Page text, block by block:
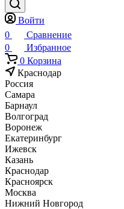
Войти
0
Сравнение
0
Избранное
0 Корзина
Краснодар
Россия
Самара
Барнаул
Волгоград
Воронеж
Екатеринбург
Ижевск
Казань
Краснодар
Красноярск
Москва
Нижний Новгород